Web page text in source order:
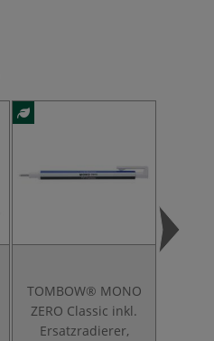
TOMBOW® MONO
ZERO Classic inkl.
Ersatzradierer,